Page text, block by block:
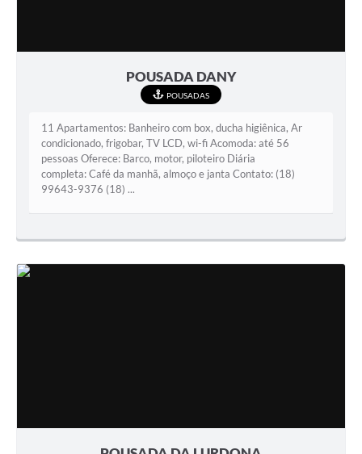
POUSADA DANY
POUSADAS
11 Apartamentos: Banheiro com box, ducha higiênica, Ar
condicionado, frigobar, TV LCD, wi-fi Acomoda: até 56
pessoas Oferece: Barco, motor, piloteiro Diária
completa: Café da manhã, almoço e janta Contato: (18)
99643-9376 (18) ...